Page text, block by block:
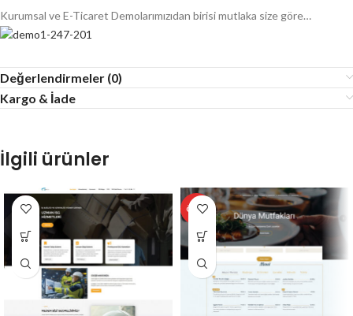
Kurumsal ve E-Ticaret Demolarımızıdan birisi mutlaka size göre…
Değerlendirmeler (0)
Kargo & İade
İlgili ürünler
ÖZEL